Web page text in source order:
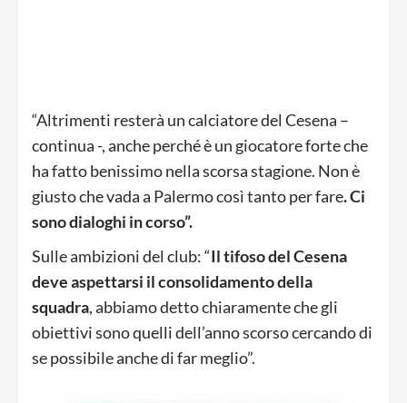
“Altrimenti resterà un calciatore del Cesena –
continua -, anche perché è un giocatore forte che
ha fatto benissimo nella scorsa stagione. Non è
giusto che vada a Palermo così tanto per fare. Ci
sono dialoghi in corso”.
Sulle ambizioni del club: “Il tifoso del Cesena
deve aspettarsi il consolidamento della
squadra, abbiamo detto chiaramente che gli
obiettivi sono quelli dell’anno scorso cercando di
se possibile anche di far meglio”.